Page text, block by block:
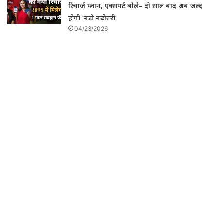
रिचार्ज प्लान, एक्सपर्ट बोले– दो साल बाद अब जल्द
होगी ‘बड़ी बढ़ोतरी’
04/23/2026